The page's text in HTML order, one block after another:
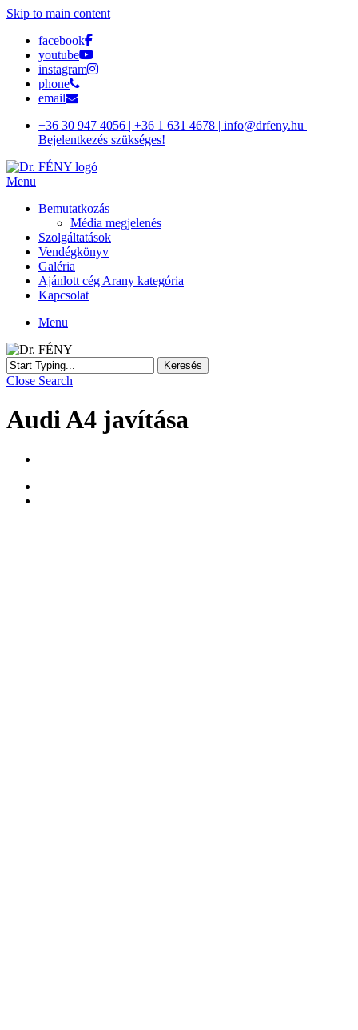
Skip to main content
facebook
youtube
instagram
phone
email
+36 30 947 4056 | +36 1 631 4678 | info@drfeny.hu |
Bejelentkezés szükséges!
Menu
Bemutatkozás
Média megjelenés
Szolgáltatások
Vendégkönyv
Galéria
Ajánlott cég Arany kategória
Kapcsolat
Menu
Keresés
Close Search
Audi A4 javítása